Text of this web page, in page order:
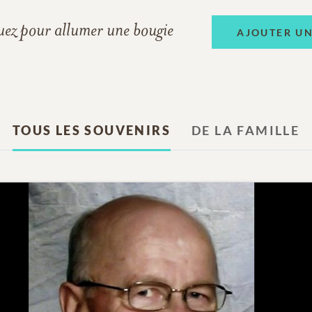
pour allumer une bougie AJOUTER
TOUS LES SOUVENIRS DE LA FAMILLE